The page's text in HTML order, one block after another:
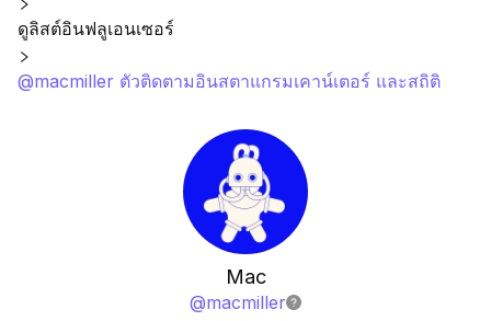
ดูลิสต์อินฟลูเอนเซอร์
@macmiller ตัวติดตามอินสตาแกรมเคาน์เตอร์ และสถิติ
Mac
@macmiller